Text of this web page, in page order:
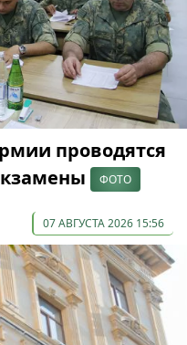
проводятся
ФОТО
07 АВГУСТА 2026 15:56